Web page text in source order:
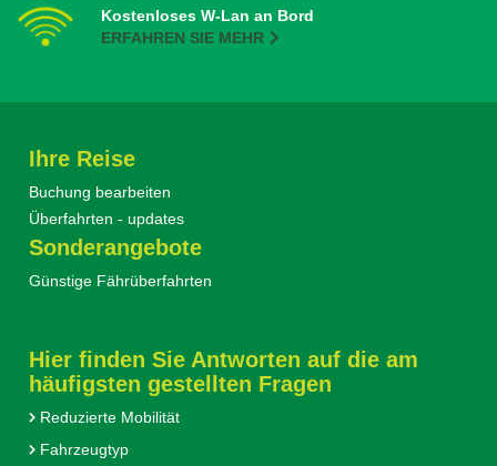
Kostenloses W-Lan an Bord
ERFAHREN SIE MEHR
Ihre Reise
Buchung bearbeiten
Überfahrten - updates
Sonderangebote
Günstige Fährüberfahrten
Hier finden Sie Antworten auf die am
häufigsten gestellten Fragen
Reduzierte Mobilität
Fahrzeugtyp